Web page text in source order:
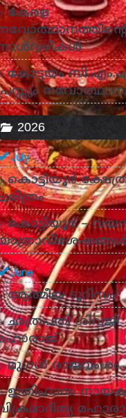
കേരള
കോട്ടയം
2026
July
കൊട്ടിയൂർ
കൊട്ടിയൂർ –
June
ആത്മീയ ടൂറിസം!
ഛത്രപതി ശിവജി
മുഗൾ രാജവംശം
ഇതിഹാസ